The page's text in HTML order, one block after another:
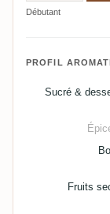
Débutant
PROFIL
Sucré &
Fruits